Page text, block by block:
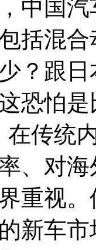
中国
括混
？跟
恐怕
在传统
、对
重视
新车